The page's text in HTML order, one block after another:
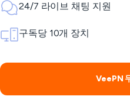
24/7 라이브 채팅 지원
구독당 10개 장치
VeePN